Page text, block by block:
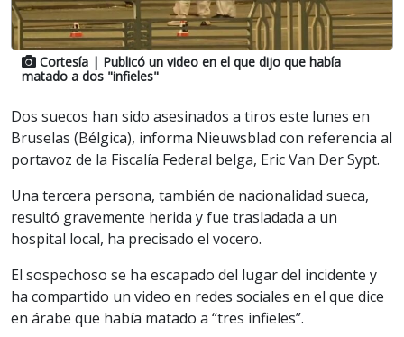
Cortesía | Publicó un video en el que dijo que había
matado a dos "infieles"
Dos suecos han sido asesinados a tiros este lunes en
Bruselas (Bélgica), informa Nieuwsblad con referencia al
portavoz de la Fiscalía Federal belga, Eric Van Der Sypt.
Una tercera persona, también de nacionalidad sueca,
resultó gravemente herida y fue trasladada a un
hospital local, ha precisado el vocero.
El sospechoso se ha escapado del lugar del incidente y
ha compartido un video en redes sociales en el que dice
en árabe que había matado a “tres infieles”.